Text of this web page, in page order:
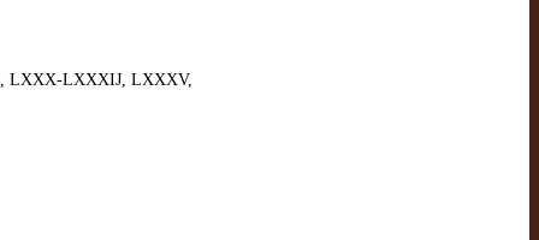
LXXX-LXXXIJ, LXXXV,